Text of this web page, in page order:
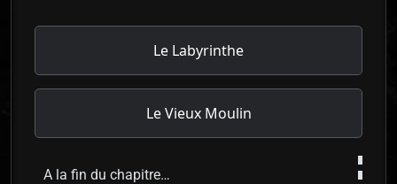
Le Labyrinthe
Le Vieux Moulin
A la fin du chapitre…